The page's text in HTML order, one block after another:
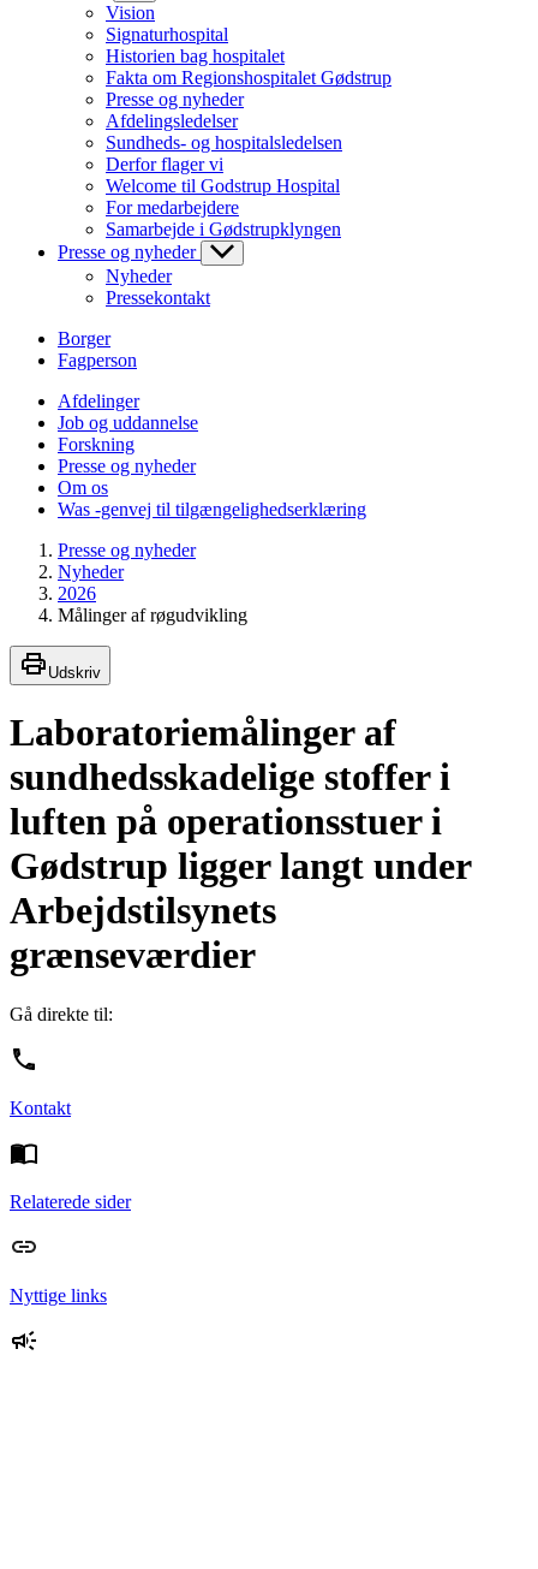
Vision
Signaturhospital
Historien bag hospitalet
Fakta om Regionshospitalet Gødstrup
Presse og nyheder
Afdelingsledelser
Sundheds- og hospitalsledelsen
Derfor flager vi
Welcome til Godstrup Hospital
For medarbejdere
Samarbejde i Gødstrupklyngen
Presse og nyheder
Nyheder
Pressekontakt
Borger
Fagperson
Afdelinger
Job og uddannelse
Forskning
Presse og nyheder
Om os
Was -genvej til tilgængelighedserklæring
Presse og nyheder
Nyheder
2026
Målinger af røgudvikling
Udskriv
Laboratoriemålinger af
sundhedsskadelige stoffer i
luften på operationsstuer i
Gødstrup ligger langt under
Arbejdstilsynets
grænseværdier
Gå direkte til:
Kontakt
Relaterede sider
Nyttige links